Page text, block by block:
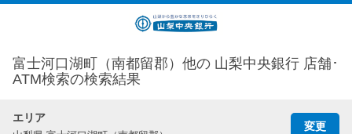
富士河口湖町（南都留郡）他の 山梨中央銀行 店舗･
ATM検索の検索結果
エリア
変更